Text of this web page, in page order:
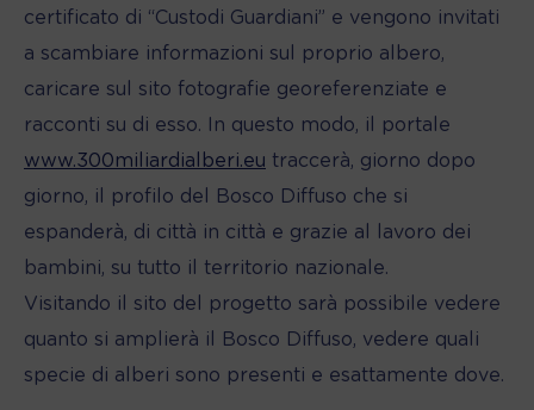
certificato di “Custodi Guardiani” e vengono invitati
a scambiare informazioni sul proprio albero,
caricare sul sito fotografie georeferenziate e
racconti su di esso. In questo modo, il portale
www.300miliardialberi.eu traccerà, giorno dopo
giorno, il profilo del Bosco Diffuso che si
espanderà, di città in città e grazie al lavoro dei
bambini, su tutto il territorio nazionale.
Visitando il sito del progetto sarà possibile vedere
quanto si amplierà il Bosco Diffuso, vedere quali
specie di alberi sono presenti e esattamente dove.